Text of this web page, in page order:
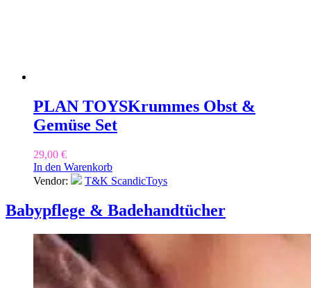
PLAN TOYSKrummes Obst &
Gemüse Set
29,00 €
In den Warenkorb
Vendor:
T&K ScandicToys
Babypflege & Badehandtücher